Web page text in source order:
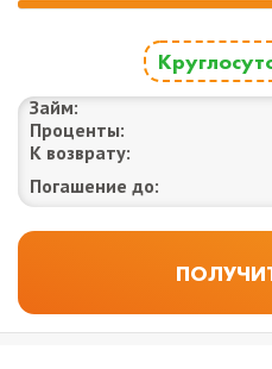
Займ:
Проценты:
К возврату:
Погашение до: